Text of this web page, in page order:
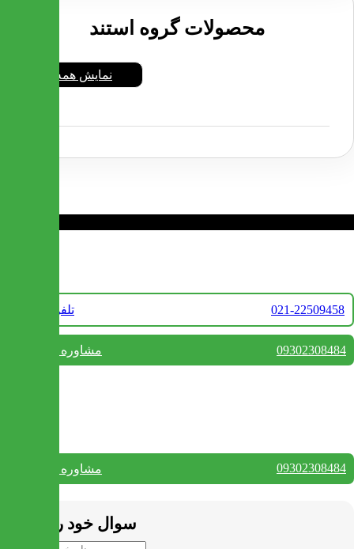
محصولات گروه استند
نمایش همه
تلفن فروش 021-22509458
مشاوره واتس آپ 09302308484
مشاوره واتس آپ 09302308484
سوال خود را بپرسید